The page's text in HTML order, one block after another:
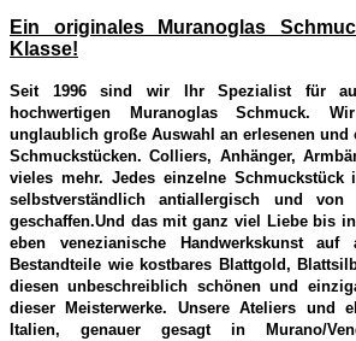
Ein originales Muranoglas
Klasse!
Seit 1996 sind wir Ihr Spezialist für
hochwertigen Muranoglas Schmuck.
unglaublich große Auswahl an erlesenen und
Schmuckstücken. Colliers, Anhänger,
vieles mehr. Jedes einzelne
selbstverständlich antiallergisch und
geschaffen.Und das mit ganz viel Liebe bis
eben venezianische Handwerkskunst auf
Bestandteile wie kostbares Blattgold,
diesen unbeschreiblich schönen und
dieser Meisterwerke. Unsere Ateliers und
Italien, genauer gesagt in Murano/